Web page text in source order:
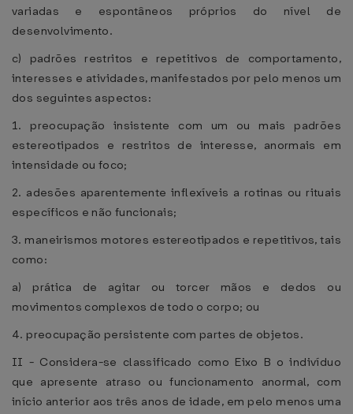
variadas e espontâneos próprios do nível de
desenvolvimento.
c) padrões restritos e repetitivos de comportamento,
interesses e atividades, manifestados por pelo menos um
dos seguintes aspectos:
1. preocupação insistente com um ou mais padrões
estereotipados e restritos de interesse, anormais em
intensidade ou foco;
2. adesões aparentemente inflexíveis a rotinas ou rituais
específicos e não funcionais;
3. maneirismos motores estereotipados e repetitivos, tais
como:
a) prática de agitar ou torcer mãos e dedos ou
movimentos complexos de todo o corpo; ou
4. preocupação persistente com partes de objetos.
II - Considera-se classificado como Eixo B o indivíduo
que apresente atraso ou funcionamento anormal, com
início anterior aos três anos de idade, em pelo menos uma